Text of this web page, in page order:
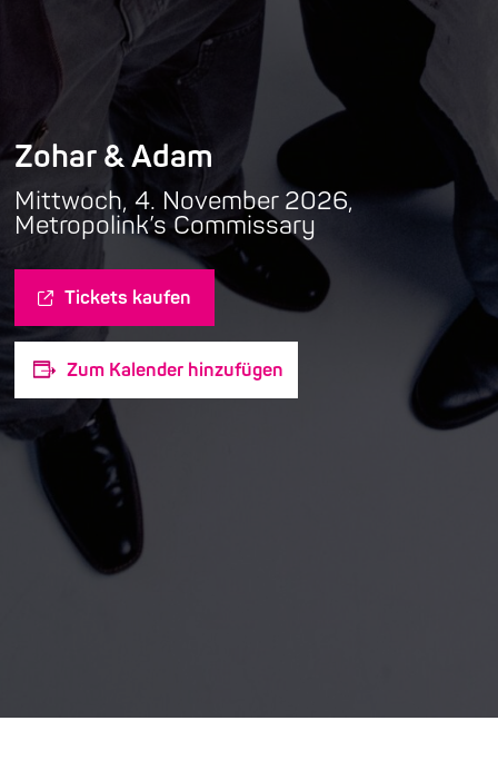
Zohar & Adam
Mittwoch, 4. November 2026,
Metropolink’s Commissary
Tickets kaufen
Zum Kalender hinzufügen